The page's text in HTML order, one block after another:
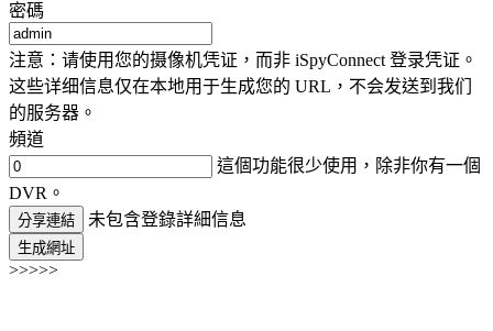
密碼
注意：请使用您的摄像机凭证，而非 iSpyConnect 登录凭证。
这些详细信息仅在本地用于生成您的 URL，不会发送到我们
的服务器。
頻道
這個功能很少使用，除非你有一個
DVR。
分享連結 未包含登錄詳細信息
生成網址
>>>>>